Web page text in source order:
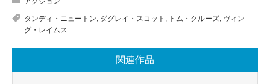
タンディ・ニュートン ダグレイ・スコット トム・クルーズ ヴィン
グ・レイムス
関連作品